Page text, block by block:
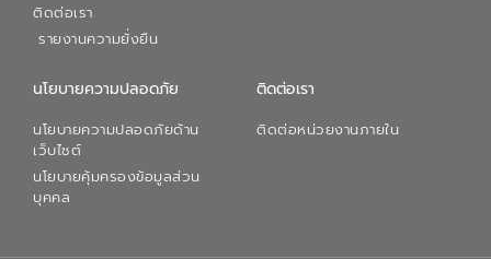
ติดต่อเรา
รายงานความยั่งยืน
นโยบายความปลอดภัย
นโยบายความปลอดภัยด้าน
เว็บไซต์
นโยบายคุ้มครองข้อมูลส่วน
บุคคล
ติดต่อเรา
ติดต่อหน่วยงานภายใน